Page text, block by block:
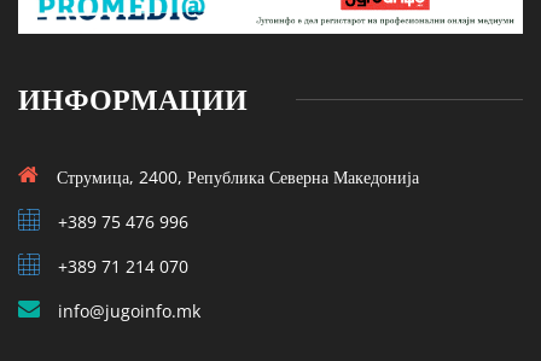
ИНФОРМАЦИИ
Струмица, 2400, Република Северна Македонија
+389 75 476 996
+389 71 214 070
info@jugoinfo.mk